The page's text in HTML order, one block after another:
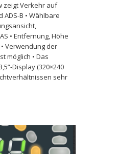
zeigt Verkehr auf
ADS-B • Wählbare
• Entfernung, Höhe
Verwendung der
möglich • Das
Display (320×240
sehr